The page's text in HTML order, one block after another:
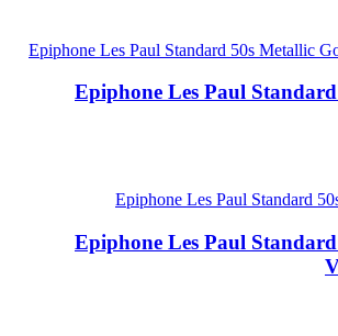
Epiphone Les Paul
Epiphone Les Paul